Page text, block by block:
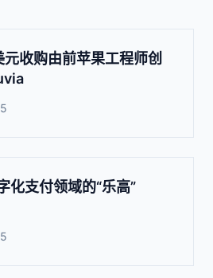
收购由前苹果工程师创
化支付领域的“乐高”